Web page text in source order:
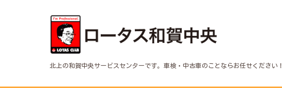
北上の和賀中央サービスセンターです。車検・中古車のことならお任せください！